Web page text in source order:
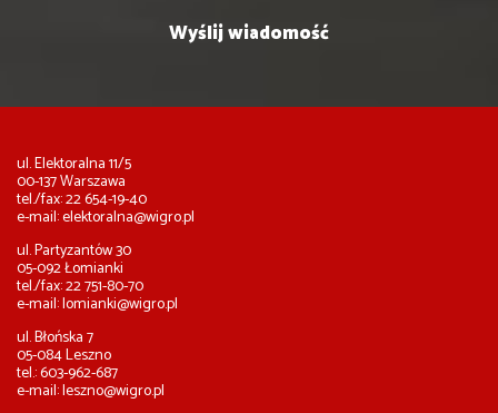
ul. Elektoralna 11/5
00-137 Warszawa
tel./fax: 22 654-19-40
e-mail:elektoralna@wigro.pl
ul. Partyzantów 30
05-092 Łomianki
tel./fax: 22 751-80-70
e-mail:lomianki@wigro.pl
ul. Błońska 7
05-084 Leszno
tel.: 603-962-687
e-mail:leszno@wigro.pl